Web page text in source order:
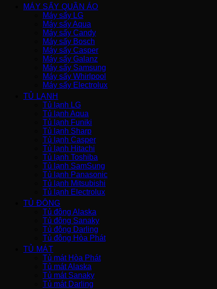
MÁY SẤY QUẦN ÁO
Máy sấy LG
Máy sấy Aqua
Máy sấy Candy
Máy sấy Bosch
Máy sấy Casper
Máy sấy Galanz
Máy sấy Samsung
Máy sấy Whirlpool
Máy sấy Electrolux
TỦ LẠNH
Tủ lạnh LG
Tủ lạnh Aqua
Tủ lạnh Funiki
Tủ lạnh Sharp
Tủ lạnh Casper
Tủ lạnh Hitachi
Tủ lạnh Toshiba
Tủ lạnh SamSung
Tủ lạnh Panasonic
Tủ lạnh Mitsubishi
Tủ lạnh Electrolux
TỦ ĐÔNG
Tủ đông Alaska
Tủ đông Sanaky
Tủ đông Darling
Tủ đông Hòa Phát
TỦ MÁT
Tủ mát Hòa Phát
Tủ mát Alaska
Tủ mát Sanaky
Tủ mát Darling